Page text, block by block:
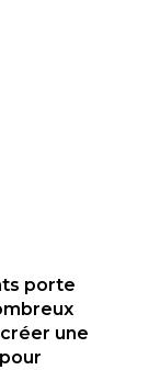
porte
une